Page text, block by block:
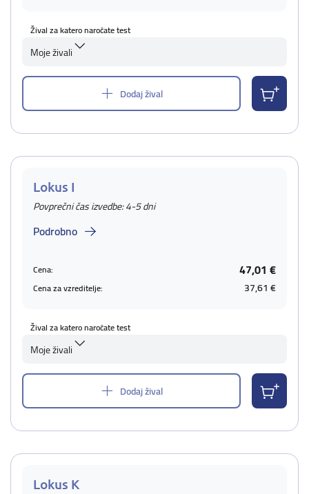
Žival za katero naročate test
Moje živali
Dodaj žival
Lokus I
Povprečni čas izvedbe: 4-5 dni
Podrobno
Cena: 47,01 €
Cena za vzreditelje: 37,61 €
Žival za katero naročate test
Moje živali
Dodaj žival
Lokus K